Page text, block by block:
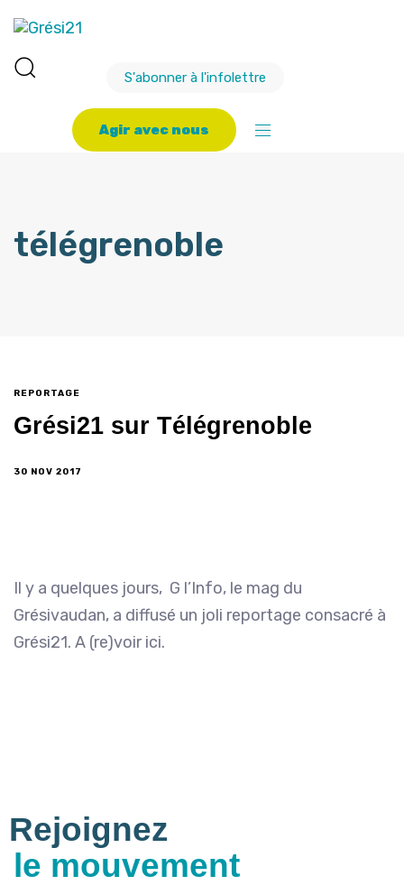
S'abonner à l'infolettre
Agir avec nous
télégrenoble
REPORTAGE
Grési21 sur Télégrenoble
30 NOV 2017
Il y a quelques jours, G l’Info, le mag du
Grésivaudan, a diffusé un joli reportage consacré à
Grési21. A (re)voir ici.
Rejoignez
le mouvement